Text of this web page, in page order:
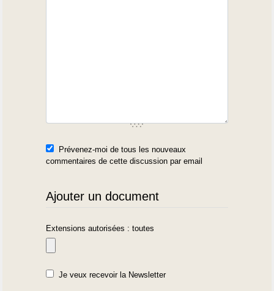
Prévenez-moi de tous les nouveaux
commentaires de cette discussion par email
Ajouter un document
Extensions autorisées : toutes
Je veux recevoir la Newsletter